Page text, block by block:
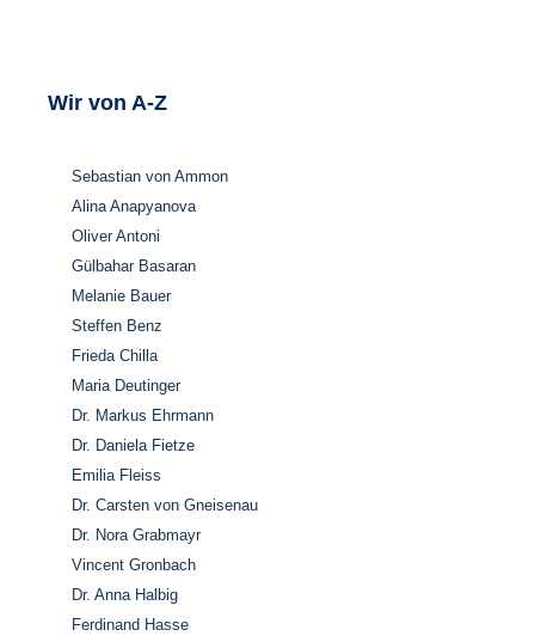
Wir von A-Z
Sebastian von Ammon
Alina Anapyanova
Oliver Antoni
Gülbahar Basaran
Melanie Bauer
Steffen Benz
Frieda Chilla
Maria Deutinger
Dr. Markus Ehrmann
Dr. Daniela Fietze
Emilia Fleiss
Dr. Carsten von Gneisenau
Dr. Nora Grabmayr
Vincent Gronbach
Dr. Anna Halbig
Ferdinand Hasse